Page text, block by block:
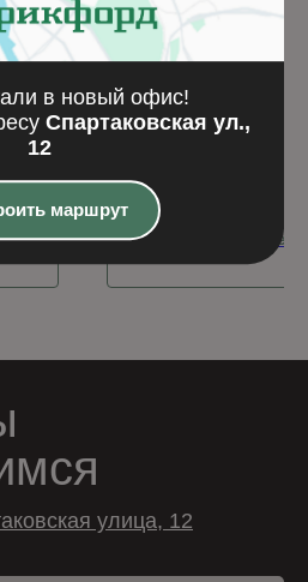
Кирпич ручной
формовки
Подробнее
улица, 12
в новый офис!
Спартаковская ул.,
12
маршрут